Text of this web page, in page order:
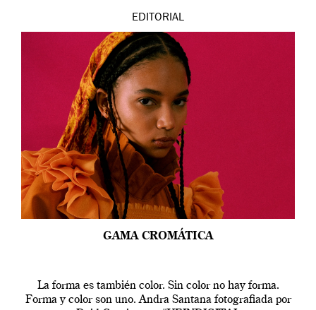
EDITORIAL
GAMA CROMÁTICA
La forma es también color. Sin color no hay forma.
Forma y color son uno. Andra Santana fotografiada por